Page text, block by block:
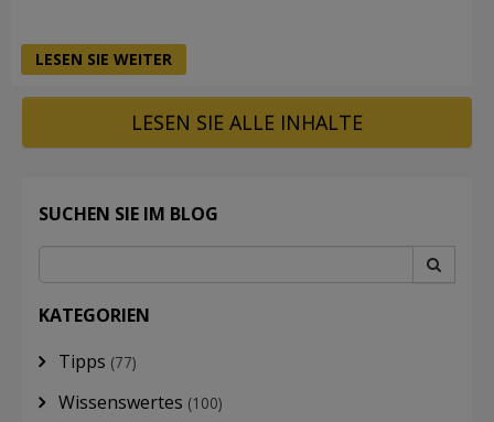
LESEN SIE WEITER
LESEN SIE ALLE INHALTE
SUCHEN SIE IM BLOG
KATEGORIEN
Tipps (77)
Wissenswertes (100)